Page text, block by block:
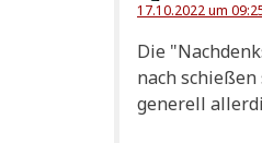
17.10.2022 um
Die
nach
gene­rell